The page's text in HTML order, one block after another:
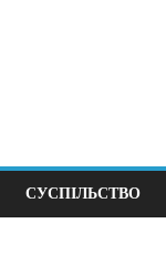
СУСПІЛЬСТВО